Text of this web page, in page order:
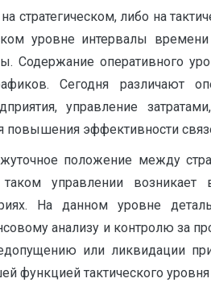
стратегическом, либо на
уровне интервалы
Содержание оперативного
Сегодня различают
управление
повышения эффективности
положение между
таком управлении
На данном уровне
анализу и контролю за
или ликвидации
тактического